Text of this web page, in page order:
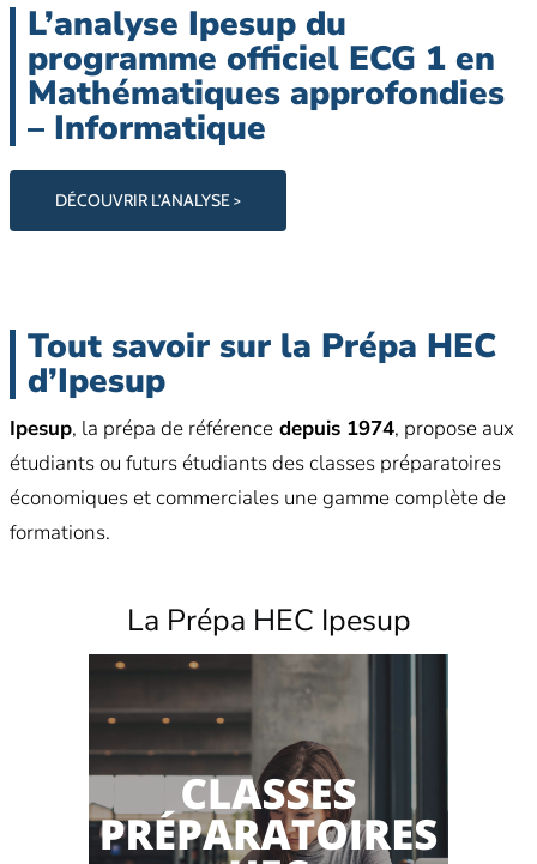
L’analyse Ipesup du
programme officiel ECG 1 en
Mathématiques approfondies
– Informatique
DÉCOUVRIR L’ANALYSE >
Tout savoir sur la Prépa HEC
d’Ipesup
Ipesup, la prépa de référencedepuis 1974, propose aux
étudiants ou futurs étudiants des classes préparatoires
économiques et commerciales une gamme complète de
formations.
La Prépa HEC Ipesup